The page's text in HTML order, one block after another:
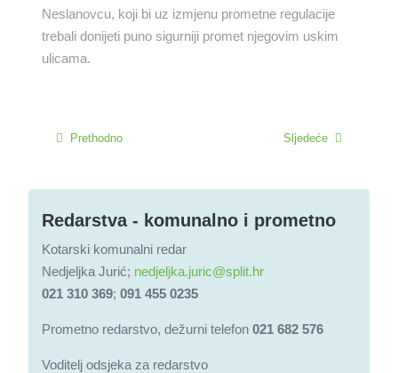
Neslanovcu, koji bi uz izmjenu prometne regulacije
trebali donijeti puno sigurniji promet njegovim uskim
ulicama.
Prethodno Sljedeće
Redarstva - komunalno i prometno
Kotarski komunalni redar
Nedjeljka Jurić; nedjeljka.juric@split.hr
021 310 369; 091 455 0235
Prometno redarstvo, dežurni telefon 021 682 576
Voditelj odsjeka za redarstvo